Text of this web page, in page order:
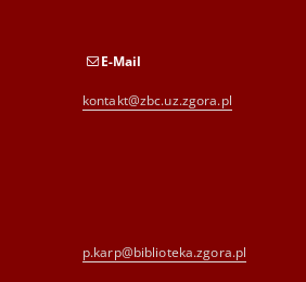
E-Mail
kontakt@zbc.uz.zgora.pl
p.karp@biblioteka.zgora.pl